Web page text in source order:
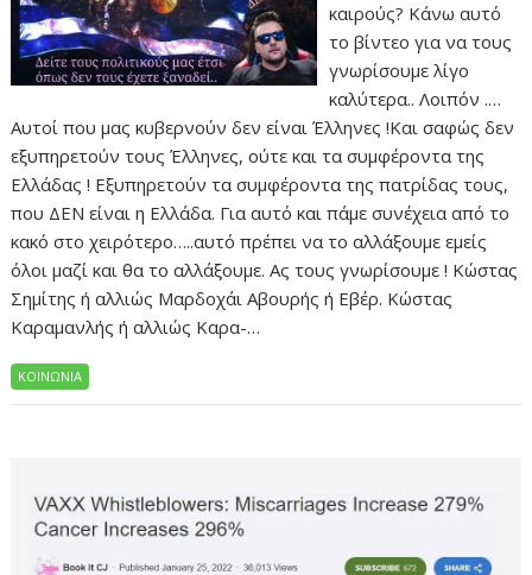
καιρούς? Κάνω αυτό
το βίντεο για να τους
γνωρίσουμε λίγο
καλύτερα.. Λοιπόν .…
Αυτοί που μας κυβερνούν δεν είναι Έλληνες !Και σαφώς δεν
εξυπηρετούν τους Έλληνες, ούτε και τα συμφέροντα της
Ελλάδας ! Εξυπηρετούν τα συμφέροντα της πατρίδας τους,
που ΔΕΝ είναι η Ελλάδα. Για αυτό και πάμε συνέχεια από το
κακό στο χειρότερο…..αυτό πρέπει να το αλλάξουμε εμείς
όλοι μαζί και θα το αλλάξουμε. Ας τους γνωρίσουμε ! Κώστας
Σημίτης ή αλλιώς Μαρδοχάι Αβουρής ή Εβέρ. Κώστας
Καραμανλής ή αλλιώς Καρα-…
ΚΟΙΝΩΝΙΑ